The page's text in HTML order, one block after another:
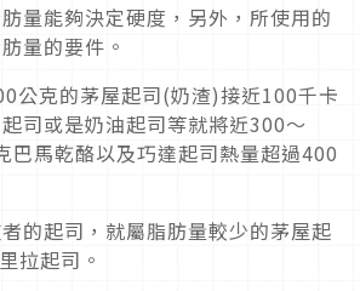
量能夠決定硬度，另外，所使用的
量的要件。
公克的茅屋起司(奶渣)接近100千卡
司或是奶油起司等就將近300〜
巴馬乾酪以及巧達起司熱量超過400
的起司，就屬脂肪量較少的茅屋起
拉起司。